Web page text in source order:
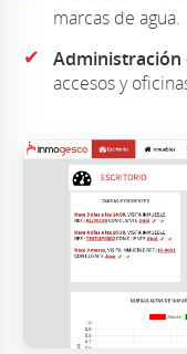
marcas de agua.
✔ Administración
accesos y